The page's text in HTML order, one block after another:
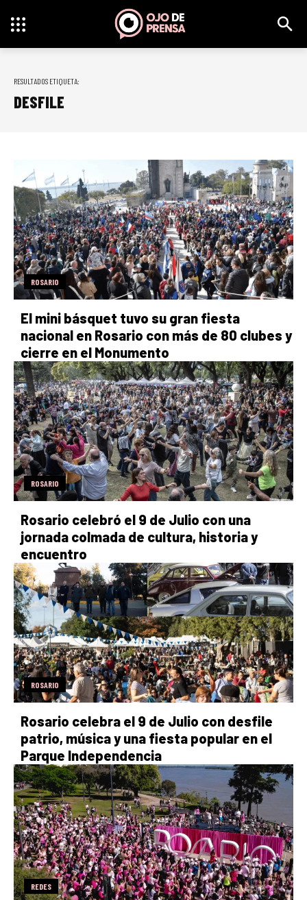
RESULTADOS ETIQUETA:
DESFILE
ROSARIO
El mini básquet tuvo su gran fiesta
nacional en Rosario con más de 80 clubes y
cierre en el Monumento
ROSARIO
Rosario celebró el 9 de Julio con una
jornada colmada de cultura, historia y
encuentro
ROSARIO
Rosario celebra el 9 de Julio con desfile
patrio, música y una fiesta popular en el
Parque Independencia
REDES